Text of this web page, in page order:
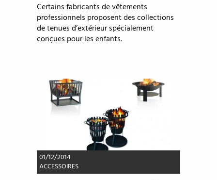
Certains fabricants de vêtements
professionnels proposent des collections
de tenues d’extérieur spécialement
conçues pour les enfants.
01/12/2014
ACCESSOIRES